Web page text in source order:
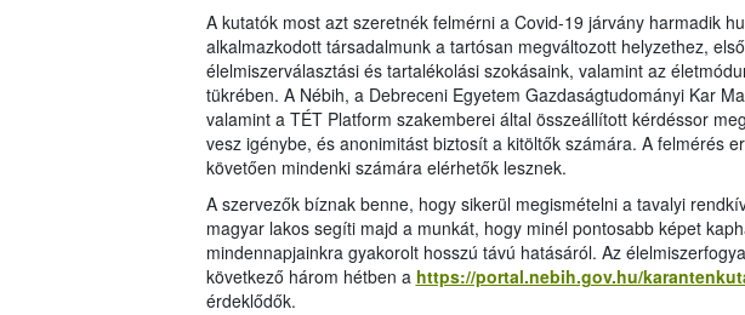
A kutatók most azt szeretnék felmérni a Covid-19 járvány harmadik
alkalmazkodott társadalmunk a tartósan megváltozott helyzethez,
élelmiszerválasztási és tartalékolási szokásaink, valamint az
tükrében. A Nébih, a Debreceni Egyetem Gazdaságtudományi Kar
valamint a TÉT Platform szakemberei által összeállított kérdéssor
vesz igénybe, és anonimitást biztosít a kitöltők számára. A felmérés
követően mindenki számára elérhetők lesznek.
A szervezők bíznak benne, hogy sikerül megismételni a tavalyi
magyar lakos segíti majd a munkát, hogy minél pontosabb képet
mindennapjainkra gyakorolt hosszú távú hatásáról. Az
következő három hétben a https://portal.nebih.gov.hu/
érdeklődők.